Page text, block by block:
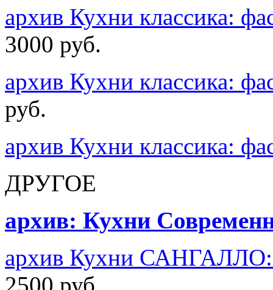
архив Кухни классика:
3000 руб.
архив Кухни классика:
руб.
архив Кухни классика:
ДРУГОЕ
архив: Кухни
архив Кухни САНГАЛЛО:
2500 руб.